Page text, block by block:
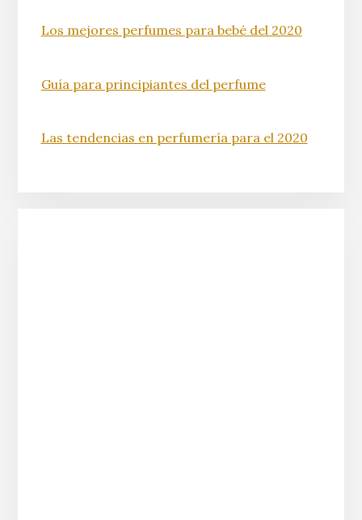
Los mejores perfumes para bebé del 2020
Guía para principiantes del perfume
Las tendencias en perfumería para el 2020